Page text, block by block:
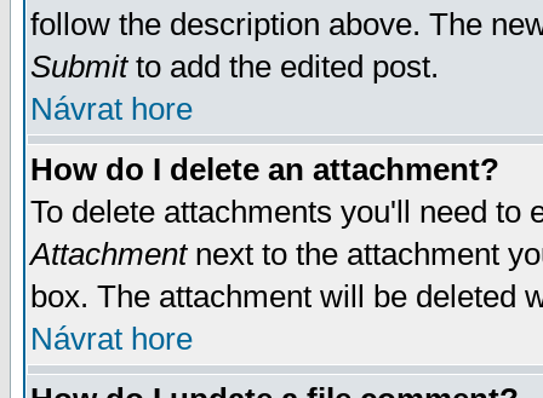
follow the description above. The
Submitto add the edited post.
Návrat hore
How do I delete an attachment?
To delete attachments you'll need
Attachmentnext to the attachment
box. The attachment will be deleted
Návrat hore